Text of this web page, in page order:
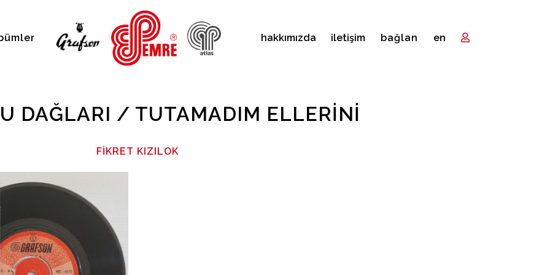
hakkımızda i̇letişim bağlan en
DAĞLARI / TUTAMADIM ELLERINI
FIKRET KIZILOK